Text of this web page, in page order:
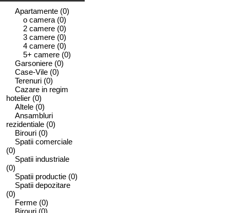
Apartamente (0)
o camera (0)
2 camere (0)
3 camere (0)
4 camere (0)
5+ camere (0)
Garsoniere (0)
Case-Vile (0)
Terenuri (0)
Cazare in regim
hotelier (0)
Altele (0)
Ansambluri
rezidentiale (0)
Birouri (0)
Spatii comerciale
(0)
Spatii industriale
(0)
Spatii productie (0)
Spatii depozitare
(0)
Ferme (0)
Birouri (0)